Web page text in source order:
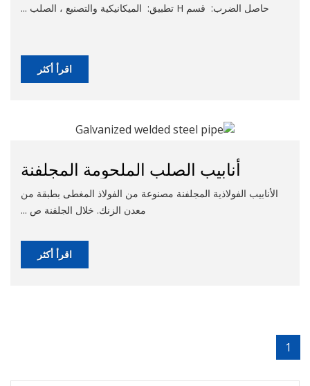
حاصل الضرب: قسم H تطبيق: الميكانيكية والتصنيع ، الصلب ...
اقرأ أكثر
أنابيب الصلب الملحومة المجلفنة
الأنابيب الفولاذية المجلفنة مصنوعة من الفولاذ المغطى بطبقة من
معدن الزنك. خلال الجلفنة ص ...
اقرأ أكثر
1